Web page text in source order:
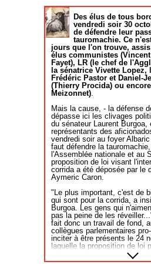
à partir
Né à Lisbonne en
e Silva est un
dans les politiques
politiques sociales,
licence en sociologie
en sciences
Professeur
depuis 2007, il a
fonctions après avoir
le gouvernement, en
diriger la structure
organise les
ans du 25 avril,
Dans un profil
magazine Visão
Adão e Silva a
l'âge de 18 ans,
membre du
parti, sous la
Ferro
Pedro Adão e Silva
commentateur
homologuées par
2021 ne sont pas
sont utilisées
satisfaction
par le syndicat
picadors.
2 – A Alès, j’étais
que puyero pour
caisses de piques
l’UVTF, à la
l’organisateur. Je
pas la cavalerie qui
Philippe Heyral.
Pendant la corrida
matin, il y a eu un
les coulisses : la
pique a été
montage sur le palo,
contrôle effectué
aux piques.
Cette manipulation
préméditée, car une
de piques
Des élus de tous
vendredi soir 30
de défendre leur
tauromachie. Ce
jours que l'on trouve,
élus communistes
Fayet), LR (le chef de
la sénatrice Vivette
Frédéric Pastor et Daniel-
(Thierry Procida) ou
Meizonnet).
Mais la cause, - la défense
dépasse ici les clivages
du sénateur Laurent Burgoa,
représentants des
vendredi soir au foyer
faut défendre la
l'Assemblée nationale et au
proposition de loi visant
corrida a été déposée par le
Aymeric Caron.
"Le plus important, c'est de
qui sont pour la corrida, a
Burgoa. Les gens qui
pas la peine de les
fait donc un travail de fond,
collègues parlementaires
inciter à être présents le 24
laquelle la proposition de loi
présentée à l'Assemblée
attention, souligne-t-il: "Elle